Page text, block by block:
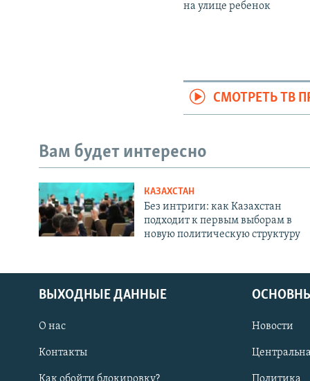
на улице ребенок
СМОТРЕТЬ ТВ
Вам будет интересно
КАЗАХСТАН
Без интриги: как Казахстан
подходит к первым выборам в
новую политическую структуру
ВЫХОДНЫЕ ДАННЫЕ
О нас
Контакты
Новости